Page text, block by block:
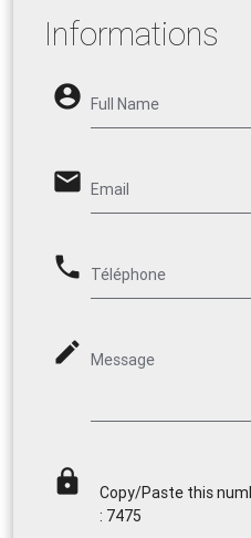
Informations
account_circle Full Name
email Email
phone Téléphone
mode_edit Message
lock
Copy/Paste this
: 7475